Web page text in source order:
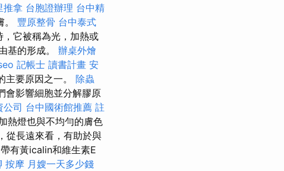
推拿 台胞證辦理 台中精
豐原整骨 台中泰式
它被稱為光，加熱或
基的形成。 辦桌外燴
記帳士 讀書計畫 安
主要原因之一。 除蟲
會影響細胞並分解膠原
公司 台中國術館推薦 註
熱燈也與不均勻的膚色
從長遠來看，有助於與
有黃icalin和維生素E
按摩 月嫂一天多少錢